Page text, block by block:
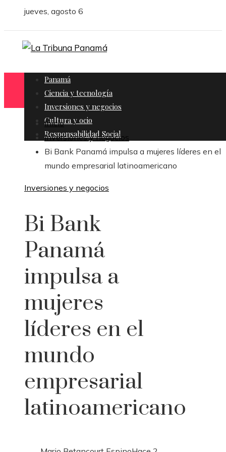
jueves, agosto 6
Panamá
Ciencia y tecnología
Inversiones y negocios
Cultura y ocio
Responsabilidad Social
Inicio
Inversiones y negocios
Bi Bank Panamá impulsa a mujeres líderes en el
mundo empresarial latinoamericano
Inversiones y negocios
Bi Bank
Panamá
impulsa a
mujeres
líderes en el
mundo
empresarial
latinoamericano